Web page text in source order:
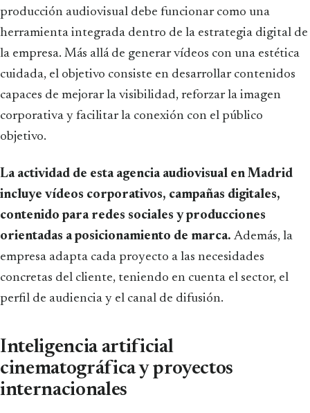
producción audiovisual debe funcionar como una
herramienta integrada dentro de la estrategia digital de
la empresa. Más allá de generar vídeos con una estética
cuidada, el objetivo consiste en desarrollar contenidos
capaces de mejorar la visibilidad, reforzar la imagen
corporativa y facilitar la conexión con el público
objetivo.
La actividad de esta agencia audiovisual en Madrid
incluye vídeos corporativos, campañas digitales,
contenido para redes sociales y producciones
orientadas a posicionamiento de marca. Además, la
empresa adapta cada proyecto a las necesidades
concretas del cliente, teniendo en cuenta el sector, el
perfil de audiencia y el canal de difusión.
Inteligencia artificial
cinematográfica y proyectos
internacionales